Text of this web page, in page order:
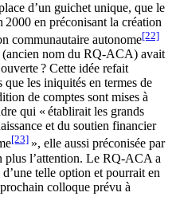
d’un guichet unique, que le
2000 en préconisant la création
communautaire autonome[22]
nom du RQ-ACA) avait
? Cette idée refait
les iniquités en termes de
de comptes sont mises à
qui « établirait les grands
et du soutien financier
[23] », elle aussi préconisée par
plus l’attention. Le RQ-ACA a
telle option et pourrait en
colloque prévu à